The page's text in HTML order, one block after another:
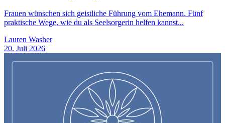
Frauen wünschen sich geistliche Führung vom Ehemann. Fünf
praktische Wege, wie du als Seelsorgerin helfen kannst...
Lauren Washer
20. Juli 2026